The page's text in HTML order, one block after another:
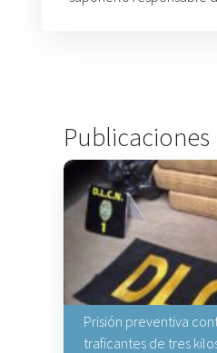
Prisión preventiva
traficantes de tres